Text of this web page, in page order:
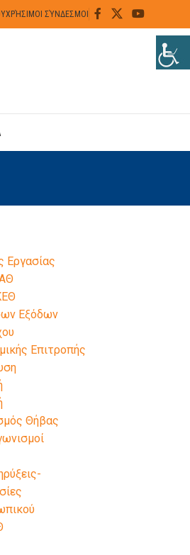
ΧΡΉΣΙΜΟΙ ΣΎΝΔΕΣΜΟΙ
Εργασίας
Εξόδων
Επιτροπής
Θήβας